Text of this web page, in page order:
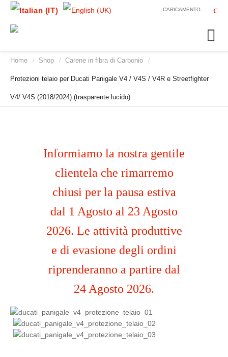
CARICAMENTO...
Home / Shop / Carene in fibra di Carbonio /
Protezioni telaio per Ducati Panigale V4 / V4S / V4R e Streetfighter
V4/ V4S (2018/2024) (trasparente lucido)
Informiamo la nostra gentile
clientela che rimarremo
chiusi per la pausa estiva
dal 1 Agosto al 23 Agosto
2026. Le attività produttive
e di evasione degli ordini
riprenderanno a partire dal
24 Agosto 2026.